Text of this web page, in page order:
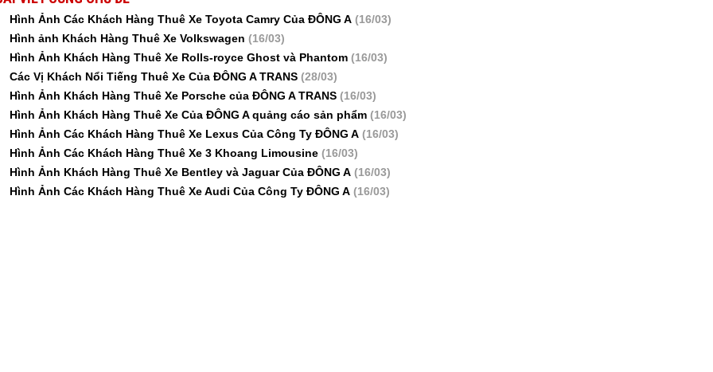
Hình Ảnh Các Khách Hàng Thuê Xe Toyota Camry Của ĐÔNG A (16/03)
Hình ảnh Khách Hàng Thuê Xe Volkswagen (16/03)
Hình Ảnh Khách Hàng Thuê Xe Rolls-royce Ghost và Phantom (16/03)
Các Vị Khách Nổi Tiếng Thuê Xe Của ĐÔNG A TRANS (28/03)
Hình Ảnh Khách Hàng Thuê Xe Porsche của ĐÔNG A TRANS (16/03)
Hình Ảnh Khách Hàng Thuê Xe Của ĐÔNG A quảng cáo sản phẩm (16/03)
Hình Ảnh Các Khách Hàng Thuê Xe Lexus Của Công Ty ĐÔNG A (16/03)
Hình Ảnh Các Khách Hàng Thuê Xe 3 Khoang Limousine (16/03)
Hình Ảnh Khách Hàng Thuê Xe Bentley và Jaguar Của ĐÔNG A (16/03)
Hình Ảnh Các Khách Hàng Thuê Xe Audi Của Công Ty ĐÔNG A (16/03)